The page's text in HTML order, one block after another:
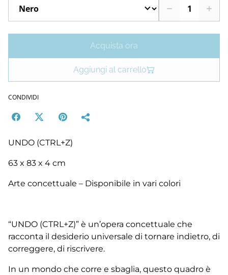
Acquista ora
Aggiungi al carrello
CONDIVIDI
UNDO (CTRL+Z)
63 x 83 x 4 cm
Arte concettuale – Disponibile in vari colori
“UNDO (CTRL+Z)” è un’opera concettuale che
racconta il desiderio universale di tornare indietro, di
correggere, di riscrivere.
In un mondo che corre e sbaglia, questo quadro è